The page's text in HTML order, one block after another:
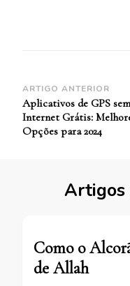
Navegação
de
Post
ARTIGO ANTERIOR
Aplicativos de GPS sem
Internet Grátis:
Opções para 2024
Artigos
Como o
de Allah